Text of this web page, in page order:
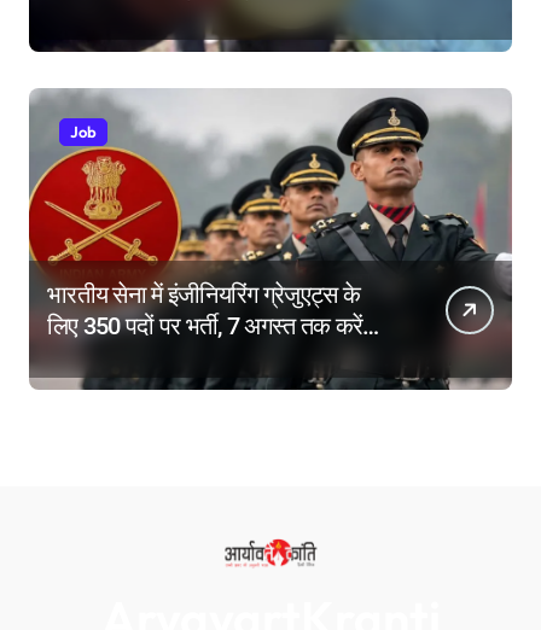
Job
भारतीय सेना में इंजीनियरिंग ग्रेजुएट्स के
लिए 350 पदों पर भर्ती, 7 अगस्त तक करें